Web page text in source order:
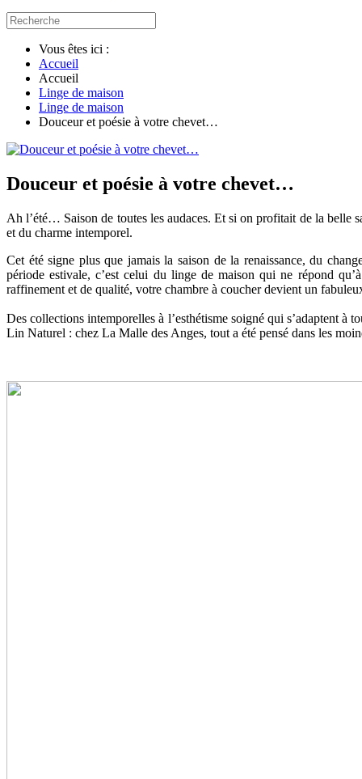
Vous êtes ici :
Accueil
Accueil
Linge de maison
Linge de maison
Douceur et poésie à votre chevet…
Douceur et poésie à votre chevet…
Ah l’été… Saison de toutes les audaces. Et si on profitait de la belle
et du charme intemporel.
Cet été signe plus que jamais la saison de la renaissance, du
période estivale, c’est celui du linge de maison qui ne répond
raffinement et de qualité, votre chambre à coucher devient un
Des collections intemporelles à l’esthétisme soigné qui s’adaptent à
Lin Naturel : chez La Malle des Anges, tout a été pensé dans les